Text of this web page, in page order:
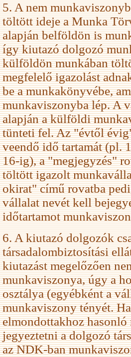
5. A nem
töltött ideje a Munka
alapján belföldön is
így kiutazó dolgozó
külföldön munkában
megfelelő igazolást
be a munkakönyvébe,
munkaviszonyba lép. A
alapján a külföldi
tünteti fel. Az "évtől
veendő idő tartamát (pl.
16-ig), a "megjegyzés"
töltött igazolt
okirat" című rovatba
vállalat nevét kell
időtartamot
6. A kiutazó dolgozók
társadalombiztosítási
kiutazást megelőzően
munkaviszonya, úgy a
osztálya (egyébként a
munkaviszony tényét.
elmondottakhoz hasonló
jegyeztetni a dolgozó
az NDK-ban